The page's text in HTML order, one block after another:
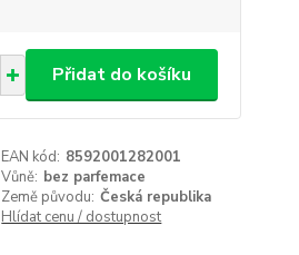
Přidat do košíku
EAN kód: 8592001282001
Vůně: bez parfemace
Země původu: Česká republika
Hlídat cenu / dostupnost